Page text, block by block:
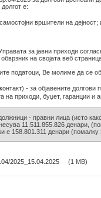
е:
вршители на дејност;
за јавни приходи
на својата веб
податоци, Ве молиме да се
контакт) - за објавените
приходи, буџет, гаранции и
- правни лица (исто
11.511.855.826 денари,
е 158.801.311 денари (помалку
2025_15.04.2025 (1 MB)